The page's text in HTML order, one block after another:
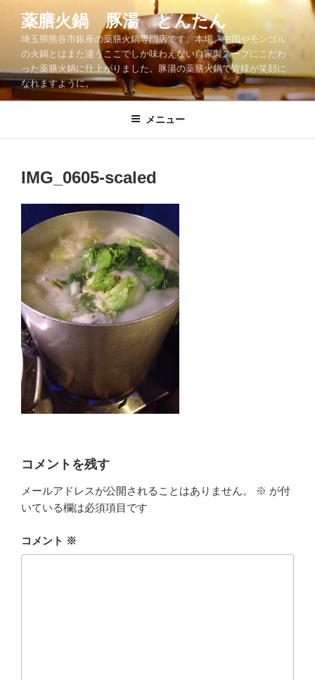
ツ
へ
薬膳火鍋 豚湯 とんたん
埼玉県熊谷市銀座の薬膳火鍋専門店です。本場、中国やモンゴル
の火鍋とはまた違うここでしか味わえない自家製スープにこだわ
った薬膳火鍋に仕上がりました。豚湯の薬膳火鍋で皆様が笑顔に
なれますように。
メニュー
IMG_0605-scaled
コメントを残す
メールアドレスが公開されることはありません。 ※ が付
いている欄は必須項目です
コメント ※